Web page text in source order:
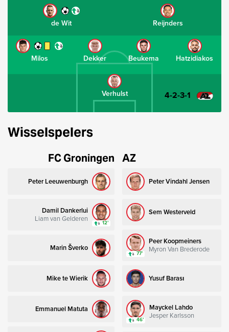
Verhulst
Hatzidiakos
Beukema
Dekker
Milos
Reijnders
de Wit
4-2-3-1
Wisselspelers
FC Groningen
Peter Leeuwenburgh
Damil Dankerlui
Liam van Gelderen
12’
Marin Šverko
Mike te Wierik
Emmanuel Matuta
AZ
Peter Vindahl Jensen
Sem Westerveld
Peer Koopmeiners
Myron Van Brederode
77’
Yusuf Barası
Mayckel Lahdo
Jesper Karlsson
46’